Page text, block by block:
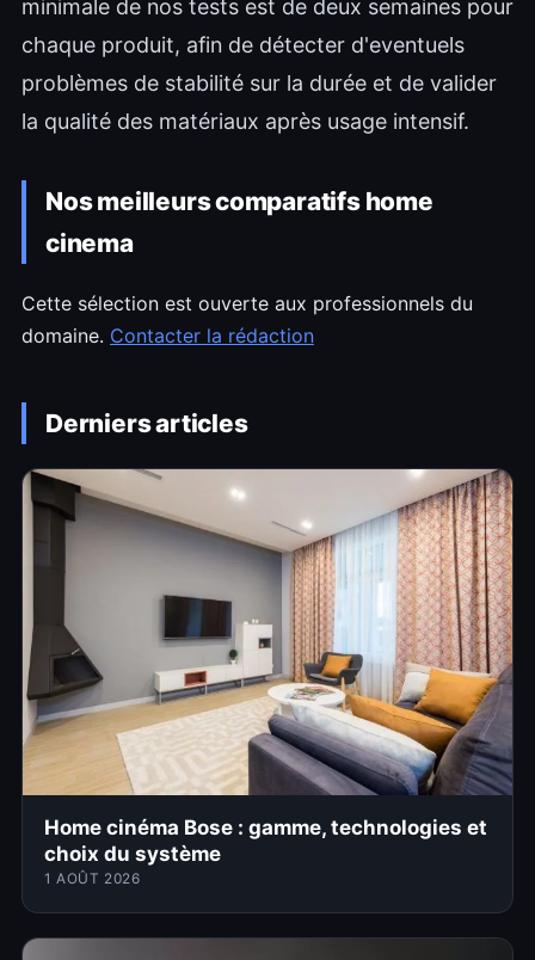
minimale de nos tests est de deux semaines pour
chaque produit, afin de détecter d'eventuels
problèmes de stabilité sur la durée et de valider
la qualité des matériaux après usage intensif.
Nos meilleurs comparatifs home
cinema
Cette sélection est ouverte aux professionnels du
domaine. Contacter la rédaction
Derniers articles
Home cinéma Bose : gamme, technologies et
choix du système
1 AOÛT 2026